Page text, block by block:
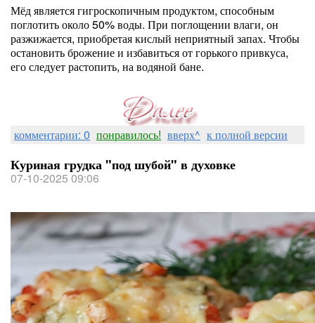
Мёд является гигроскопичным продуктом, способным
поглотить около 50% воды. При поглощении влаги, он
разжижается, приобретая кислый неприятный запах. Чтобы
остановить брожение и избавиться от горького привкуса,
его следует растопить, на водяной бане.
комментарии: 0 понравилось! вверх^ к полной версии
Куриная грудка "под шубой" в духовке
07-10-2025 09:06